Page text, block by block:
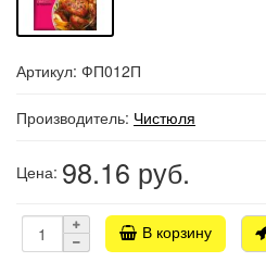
Артикул: ФП012П
Производитель: Чистюля
Цена: 98.16 руб.
В корзину